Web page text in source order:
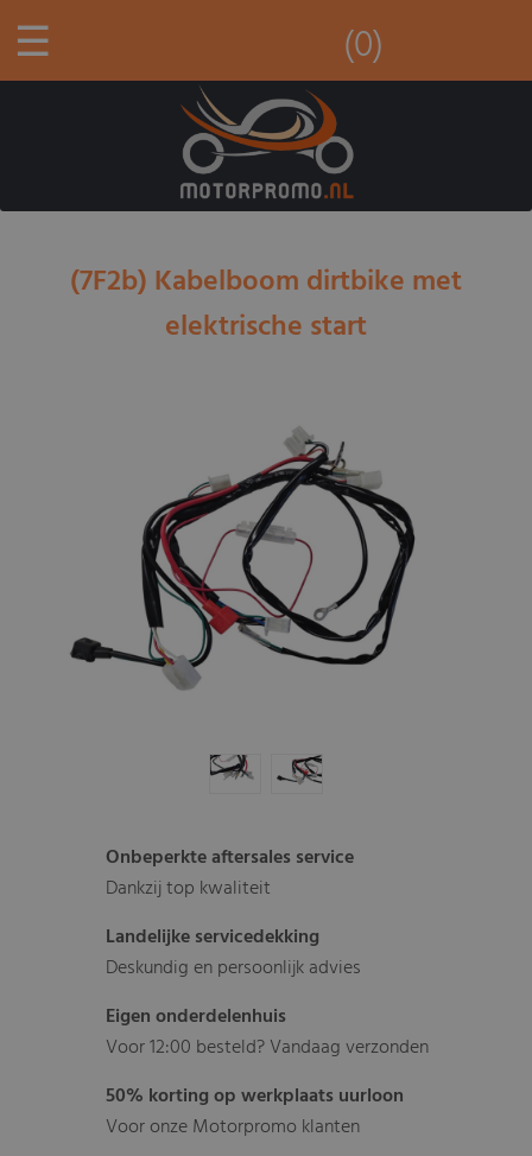
☰ (0)
(7F2b) Kabelboom dirtbike met
elektrische start
Onbeperkte aftersales service
Dankzij top kwaliteit
Landelijke servicedekking
Deskundig en persoonlijk advies
Eigen onderdelenhuis
Voor 12:00 besteld? Vandaag verzonden
50% korting op werkplaats uurloon
Voor onze Motorpromo klanten